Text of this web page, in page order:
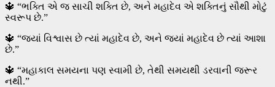
🔱 “ભક્તિ એ જ સાચી શક્તિ છે, અને મહાદેવ એ શક્તિનું સૌથી મોટું
સ્વરૂપ છે.”
🔱 “જ્યાં વિશ્વાસ છે ત્યાં મહાદેવ છે, અને જ્યાં મહાદેવ છે ત્યાં આશા
છે.”
🔱 “મહાકાલ સમયના પણ સ્વામી છે, તેથી સમયથી ડરવાની જરૂર
નથી.”